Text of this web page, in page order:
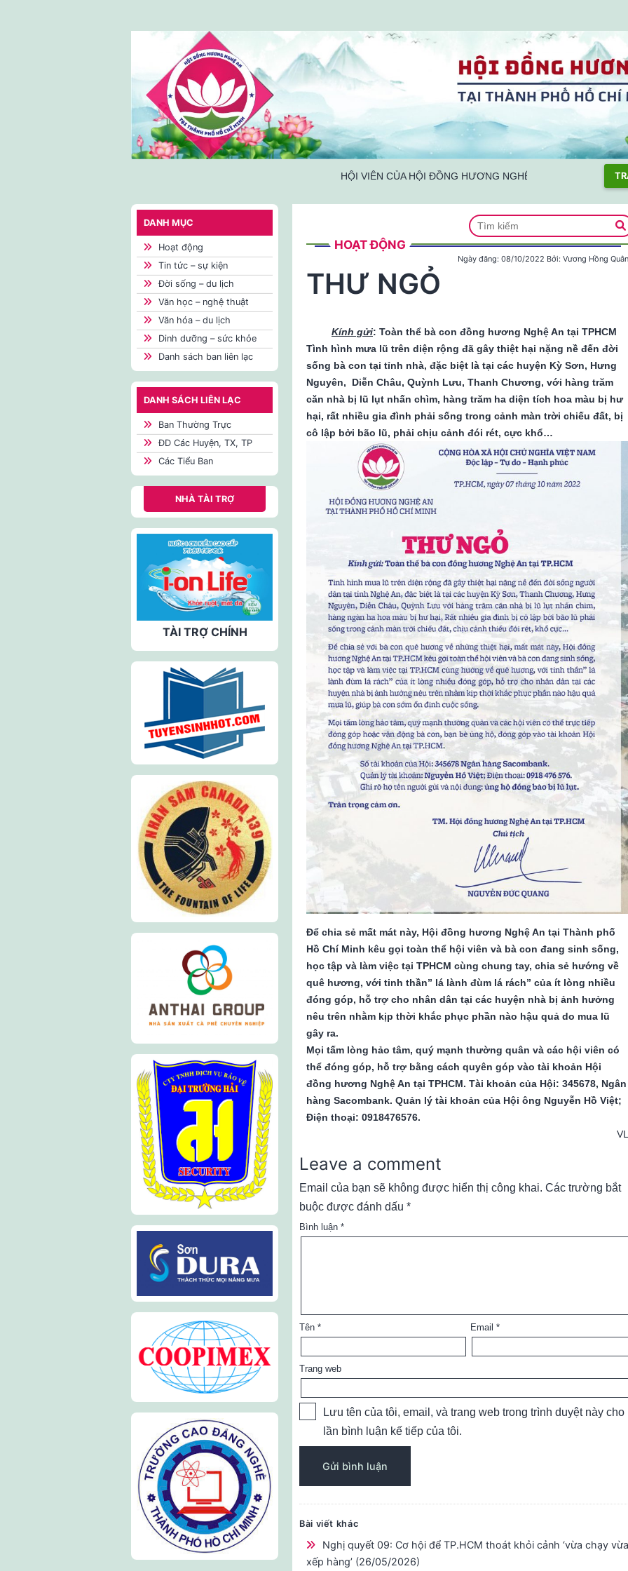
HỘI VIÊN CỦA HỘI ĐỒNG HƯƠNG NGHỆ AN TẠI TPHCM TÍCH
DANH MỤC
Hoạt động
Tin tức – sự kiện
Đời sống – du lịch
Văn học – nghệ thuật
Văn hóa – du lịch
Dinh dưỡng – sức khỏe
Danh sách ban liên lạc
DANH SÁCH LIÊN LẠC
Ban Thường Trực
ĐD Các Huyện, TX, TP
Các Tiểu Ban
NHÀ TÀI TRỢ
TÀI TRỢ CHÍNH
HOẠT ĐỘNG
Ngày đăng: 08/10/2022 Bởi: Vương Hồng Quân
THƯ NGỎ
Kính gửi: Toàn thể bà con đồng hương Nghệ An tại TPHCM
Tình hình mưa lũ trên diện rộng đã gây thiệt hại nặng nề đến đời
sống bà con tại tỉnh nhà, đặc biệt là tại các huyện Kỳ Sơn, Hưng
Nguyên, Diễn Châu, Quỳnh Lưu, Thanh Chương, với hàng trăm
căn nhà bị lũ lụt nhấn chìm, hàng trăm ha diện tích hoa màu bị hư
hại, rất nhiều gia đình phải sống trong cảnh màn trời chiếu đất, bị
cô lập bởi bão lũ, phải chịu cảnh đói rét, cực khổ…
Để chia sẻ mất mát này, Hội đồng hương Nghệ An tại Thành phố
Hồ Chí Minh kêu gọi toàn thể hội viên và bà con đang sinh sống,
học tập và làm việc tại TPHCM cùng chung tay, chia sẻ hướng về
quê hương, với tinh thần” lá lành đùm lá rách” của ít lòng nhiều
đóng góp, hỗ trợ cho nhân dân tại các huyện nhà bị ảnh hưởng
nêu trên nhằm kịp thời khắc phục phần nào hậu quả do mua lũ
gây ra.
Mọi tấm lòng hảo tâm, quý mạnh thường quân và các hội viên có
thể đóng góp, hỗ trợ bằng cách quyên góp vào tài khoản Hội
đồng hương Nghệ An tại TPHCM. Tài khoản của Hội: 345678, Ngân
hàng Sacombank. Quản lý tài khoản của Hội ông Nguyễn Hồ Việt;
Điện thoại: 0918476576.
VL
Leave a comment
Email của bạn sẽ không được hiển thị công khai. Các trường bắt
buộc được đánh dấu *
Bình luận *
Tên * Email *
Trang web
Lưu tên của tôi, email, và trang web trong trình duyệt này cho
lần bình luận kế tiếp của tôi.
Bài viết khác
Nghị quyết 09: Cơ hội để TP.HCM thoát khỏi cảnh ‘vừa chạy vừa
xếp hàng’ (26/05/2026)